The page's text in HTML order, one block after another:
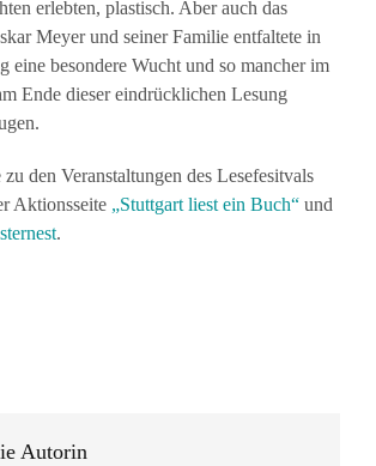
erlebten, plastisch. Aber auch das
Meyer und seiner Familie entfaltete in
eine besondere Wucht und so mancher im
Ende dieser eindrücklichen Lesung
den Veranstaltungen des Lesefesitvals
Aktionsseite „Stuttgart liest ein Buch“ und
.
Autorin